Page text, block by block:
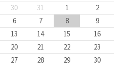
30 31 1
2
6 7 8
9
13 14 15
16
20 21 22
23
27 28 29
30